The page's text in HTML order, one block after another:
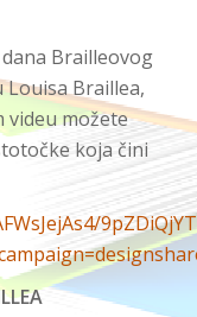
Brailleovog
Braillea,
videu možete
koja čini